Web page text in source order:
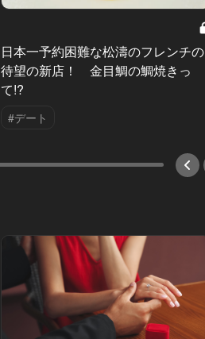
日本一予約困難な松濤のフレンチの
待望の新店！ 金目鯛の鯛焼きっ
て!?
#デート